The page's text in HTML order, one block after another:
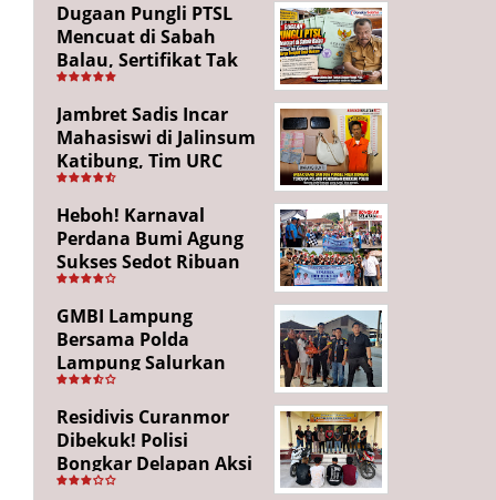
Dugaan Pungli PTSL
Mencuat di Sabah
Balau, Sertifikat Tak
Kunjung Diterima,
Warga Tempuh Jalur
Hukum
Jambret Sadis Incar
Mahasiswi di Jalinsum
Katibung, Tim URC
Ringkus Pelaku dan
Sita Barang Bukti
Heboh! Karnaval
Perdana Bumi Agung
Sukses Sedot Ribuan
Penonton, Enam
Lingkungan Tampil All
Out
GMBI Lampung
Bersama Polda
Lampung Salurkan
Puluhan Paket
Sembako di
Bakauheni, Wujud
Kepedulian Sambut
HUT RI ke-81
Residivis Curanmor
Dibekuk! Polisi
Bongkar Delapan Aksi
Pencurian di